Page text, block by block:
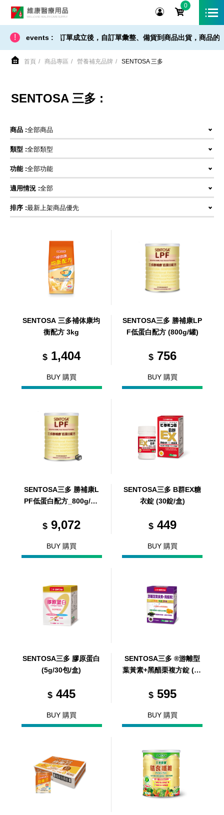
0
! events :
- 在訂單成立後，自訂單彙整、備貨到商品出貨，商品的到貨時間
首頁 商品專區 營養補充品牌 SENTOSA 三多
SENTOSA 三多 :
商品 :全部商品
類型 :全部類型
功能 :全部功能
適用情況 :全部
排序 :最新上架商品優先
SENTOSA 三多補体康均
衡配方 3kg
$1,404
BUY 購買
SENTOSA三多 勝補康LP
F低蛋白配方 (800g/罐)
$756
BUY 購買
SENTOSA三多 勝補康L
PF低蛋白配方_800g/12
$9,072
BUY 購買
SENTOSA三多 B群EX糖
衣錠 (30錠/盒)
$449
BUY 購買
SENTOSA三多 膠原蛋白
(5g/30包/盒)
$445
BUY 購買
SENTOSA三多 ®游離型
葉黃素+黑醋栗複方錠 (30
$595
BUY 購買